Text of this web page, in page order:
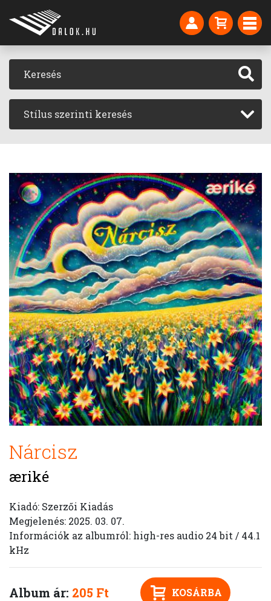
Stílus szerinti keresés
Nárcisz
æriké
Kiadó: Szerzői Kiadás
Megjelenés: 2025. 03. 07.
Információk az albumról: high-res audio 24 bit / 44.1
kHz
Album ár: 205 Ft KOSÁRBA